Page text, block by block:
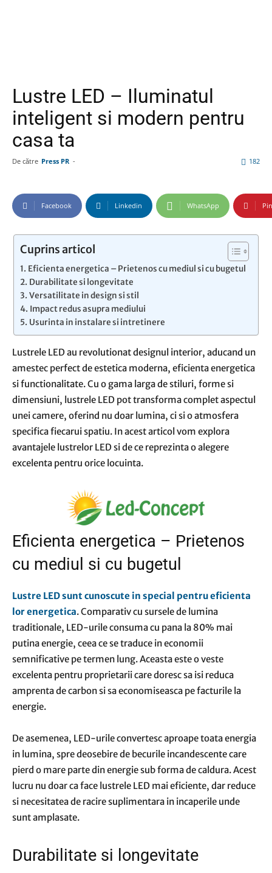
Lustre LED – Iluminatul
inteligent si modern pentru
casa ta
De către Press PR - 182
Facebook Linkedin WhatsApp
Cuprins articol
Eficienta energetica – Prietenos cu mediul si cu bugetul
Durabilitate si longevitate
Versatilitate in design si stil
Impact redus asupra mediului
Usurinta in instalare si intretinere
Lustrele LED au revolutionat designul interior, aducand un
amestec perfect de estetica moderna, eficienta energetica
si functionalitate. Cu o gama larga de stiluri, forme si
dimensiuni, lustrele LED pot transforma complet aspectul
unei camere, oferind nu doar lumina, ci si o atmosfera
specifica fiecarui spatiu. In acest articol vom explora
avantajele lustrelor LED si de ce reprezinta o alegere
excelenta pentru orice locuinta.
Eficienta energetica – Prietenos
cu mediul si cu bugetul
Lustre LED sunt cunoscute in special pentru eficienta
lor energetica. Comparativ cu sursele de lumina
traditionale, LED-urile consuma cu pana la 80% mai
putina energie, ceea ce se traduce in economii
semnificative pe termen lung. Aceasta este o veste
excelenta pentru proprietarii care doresc sa isi reduca
amprenta de carbon si sa economiseasca pe facturile la
energie.
De asemenea, LED-urile convertesc aproape toata energia
in lumina, spre deosebire de becurile incandescente care
pierd o mare parte din energie sub forma de caldura. Acest
lucru nu doar ca face lustrele LED mai eficiente, dar reduce
si necesitatea de racire suplimentara in incaperile unde
sunt amplasate.
Durabilitate si longevitate